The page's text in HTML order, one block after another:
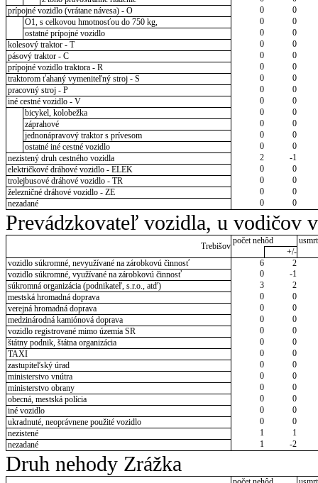
prípojné vozidlo (vrátane návesa) - O
0
0
O1, s celkovou hmotnosťou do 750 kg,
0
0
ostatné prípojné vozidlo
0
0
kolesový traktor - T
0
0
pásový traktor - C
0
0
prípojné vozidlo traktora - R
0
0
traktorom ťahaný vymeniteľný stroj - S
0
0
pracovný stroj - P
0
0
iné cestné vozidlo - V
0
0
bicykel, kolobežka
0
0
záprahové
0
0
jednonápravový traktor s prívesom
0
0
ostatné iné cestné vozidlo
0
0
nezistený druh cestného vozidla
2
-1
električkové dráhové vozidlo - ELEK
0
0
trolejbusové dráhové vozidlo - TR
0
0
železničné dráhové vozidlo - ZE
0
0
nezadané
0 0
Prevádzkovateľ vozidla, u vodičov
Trebišov
počet nehôd
+/-
vozidlo súkromné, nevyužívané na zárobkovú činnosť
6
2
vozidlo súkromné, využívané na zárobkovú činnosť
0
-1
súkromná organizácia (podnikateľ, s.r.o., atď)
3
2
mestská hromadná doprava
0
0
verejná hromadná doprava
0
0
medzinárodná kamiónová doprava
0
0
vozidlo registrované mimo územia SR
0
0
štátny podnik, štátna organizácia
0
0
TAXI
0
0
zastupiteľský úrad
0
0
ministerstvo vnútra
0
0
ministerstvo obrany
0
0
obecná, mestská polícia
0
0
iné vozidlo
0
0
ukradnuté, neoprávnene použité vozidlo
0
0
nezistené
1
1
nezadané
1 -2
Druh nehody Zrážka